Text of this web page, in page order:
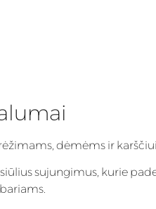
dėmėms ir
sujungimus, kurie